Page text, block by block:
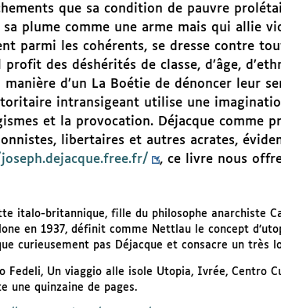
que sa condition de pauvre
plume comme une arme mais qui allie
parmi les cohérents, se dresse contre
profit des déshérités de classe, d’âge,
manière d’un La Boétie de dénoncer leur
intransigeant utilise une
et la provocation. Déjacque comme
libertaires et autres acrates,
, ce livre nous
italo-britannique, fille du philosophe anarchiste
en 1937, définit comme Nettlau le concept
curieusement pas Déjacque et consacre un très
Fedeli, Un viaggio alle isole Utopia, Ivrée, Centro
une quinzaine de pages.